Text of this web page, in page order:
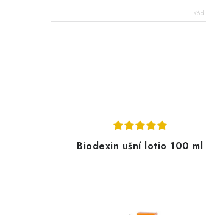
Kód:
Biodexin ušní lotio 100 ml